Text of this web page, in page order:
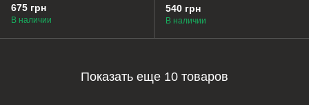
675 грн
В наличии
540 грн
В наличии
Показать еще 10 товаров